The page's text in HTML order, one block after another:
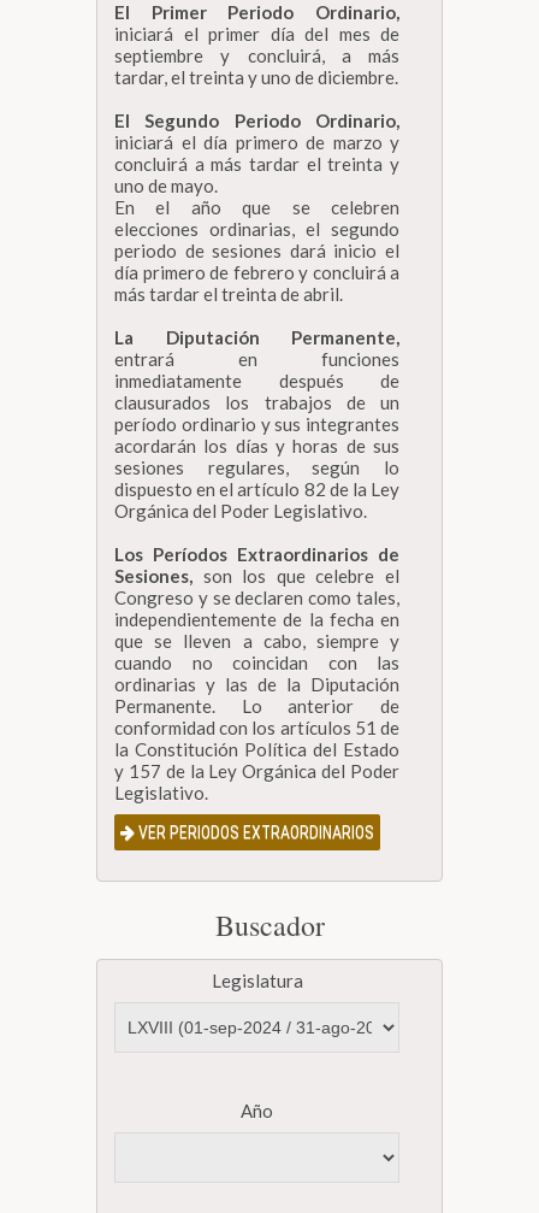
El Primer Periodo Ordinario,
iniciará el primer día del mes de
septiembre y concluirá, a más
tardar, el treinta y uno de diciembre.
El Segundo Periodo Ordinario,
iniciará el día primero de marzo y
concluirá a más tardar el treinta y
uno de mayo.
En el año que se celebren
elecciones ordinarias, el segundo
periodo de sesiones dará inicio el
día primero de febrero y concluirá a
más tardar el treinta de abril.
La Diputación Permanente,
entrará en funciones
inmediatamente después de
clausurados los trabajos de un
período ordinario y sus integrantes
acordarán los días y horas de sus
sesiones regulares, según lo
dispuesto en el artículo 82 de la Ley
Orgánica del Poder Legislativo.
Los Períodos Extraordinarios de
Sesiones, son los que celebre el
Congreso y se declaren como tales,
independientemente de la fecha en
que se lleven a cabo, siempre y
cuando no coincidan con las
ordinarias y las de la Diputación
Permanente. Lo anterior de
conformidad con los artículos 51 de
la Constitución Política del Estado
y 157 de la Ley Orgánica del Poder
Legislativo.
VER PERIODOS EXTRAORDINARIOS
Buscador
Legislatura
Año